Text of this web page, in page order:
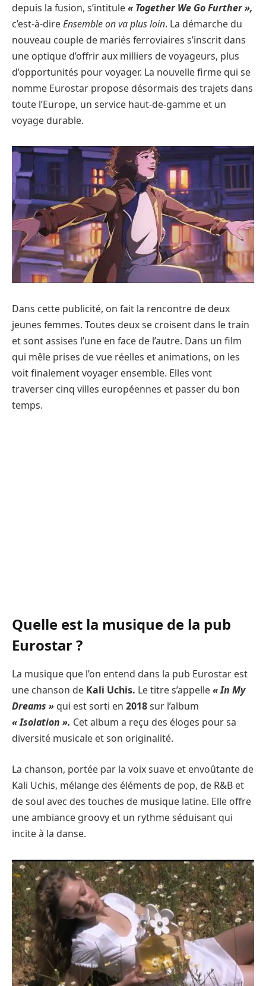
depuis la fusion, s’intitule« Together We Go Further »,
c’est-à-direEnsemble on va plus loin. La démarche du
nouveau couple de mariés ferroviaires s’inscrit dans
une optique d’offrir aux milliers de voyageurs, plus
d’opportunités pour voyager. La nouvelle firme qui se
nomme Eurostar propose désormais des trajets dans
toute l’Europe, un service haut-de-gamme et un
voyage durable.
Dans cette publicité, on fait la rencontre de deux
jeunes femmes. Toutes deux se croisent dans le train
et sont assises l’une en face de l’autre. Dans un film
qui mêle prises de vue réelles et animations, on les
voit finalement voyager ensemble. Elles vont
traverser cinq villes européennes et passer du bon
temps.
Quelle est la musique de la pub
Eurostar ?
La musique que l’on entend dans la pub Eurostar est
une chanson de Kali Uchis. Le titre s’appelle« In My
Dreams » qui est sorti en 2018sur l’album
« Isolation ». Cet album a reçu des éloges pour sa
diversité musicale et son originalité.
La chanson, portée par la voix suave et envoûtante de
Kali Uchis, mélange des éléments de pop, de R&B et
de soul avec des touches de musique latine. Elle offre
une ambiance groovy et un rythme séduisant qui
incite à la danse.